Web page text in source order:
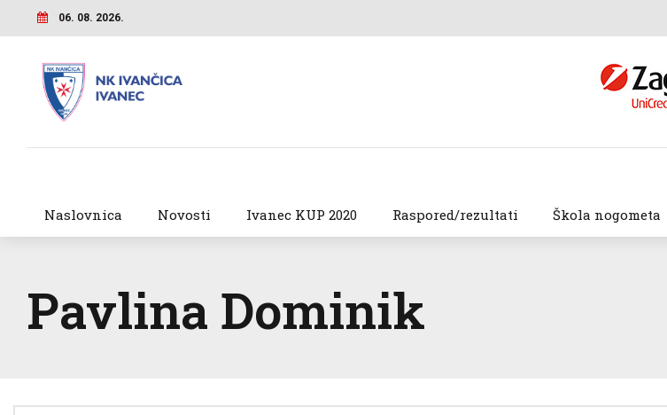
06. 08. 2026.
Naslovnica Novosti Ivanec KUP 2020 Raspored/rezultati Škola nogometa
Pavlina Dominik